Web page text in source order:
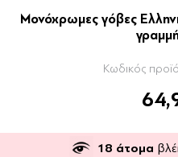
Μονόχρωμες γόβες
Κωδικός
18 άτομα